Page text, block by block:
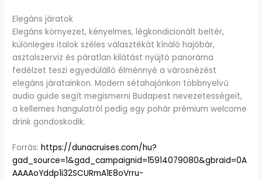
Elegáns járatok
Elegáns környezet, kényelmes, légkondicionált beltér,
különleges italok széles választékát kínáló hajóbár,
asztalszerviz és páratlan kilátást nyújtó panoráma
fedélzet teszi egyedülálló élménnyé a városnézést
elegáns járatainkon. Modern sétahajónkon többnyelvű
audio guide segít megismerni Budapest nevezetességeit,
a kellemes hangulatról pedig egy pohár prémium welcome
drink gondoskodik.
Forrás:https://dunacruises.com/hu?
gad_source=1&gad_campaignid=15914079080&gbraid=0A
AAAAoYddp1i32SCURmA1E8oVrru-